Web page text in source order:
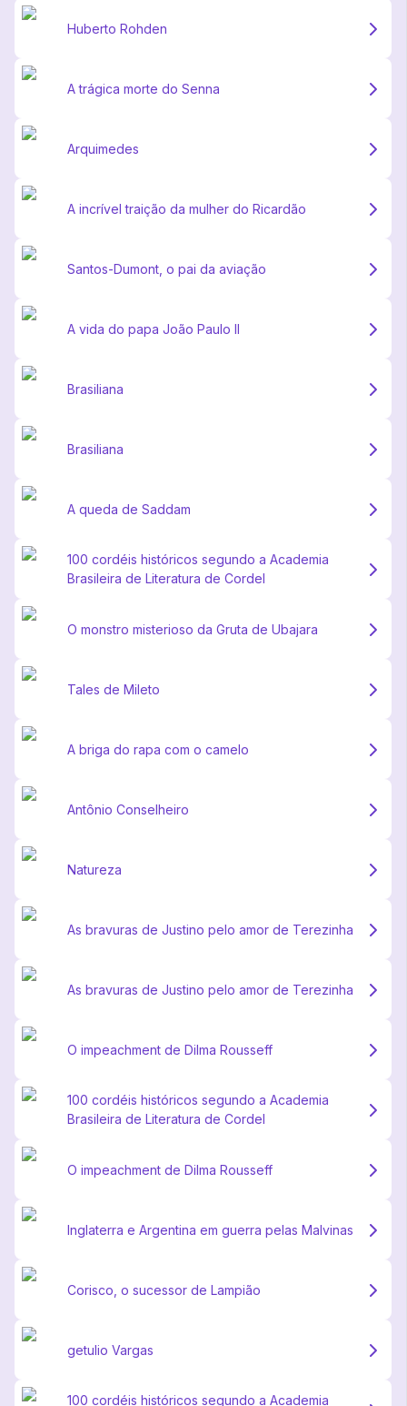
Huberto Rohden
A trágica morte do Senna
Arquimedes
A incrível traição da mulher do Ricardão
Santos-Dumont, o pai da aviação
A vida do papa João Paulo II
Brasiliana
Brasiliana
A queda de Saddam
100 cordéis históricos segundo a Academia
Brasileira de Literatura de Cordel
O monstro misterioso da Gruta de Ubajara
Tales de Mileto
A briga do rapa com o camelo
Antônio Conselheiro
Natureza
As bravuras de Justino pelo amor de Terezinha
As bravuras de Justino pelo amor de Terezinha
O impeachment de Dilma Rousseff
100 cordéis históricos segundo a Academia
Brasileira de Literatura de Cordel
O impeachment de Dilma Rousseff
Inglaterra e Argentina em guerra pelas Malvinas
Corisco, o sucessor de Lampião
getulio Vargas
100 cordéis históricos segundo a Academia